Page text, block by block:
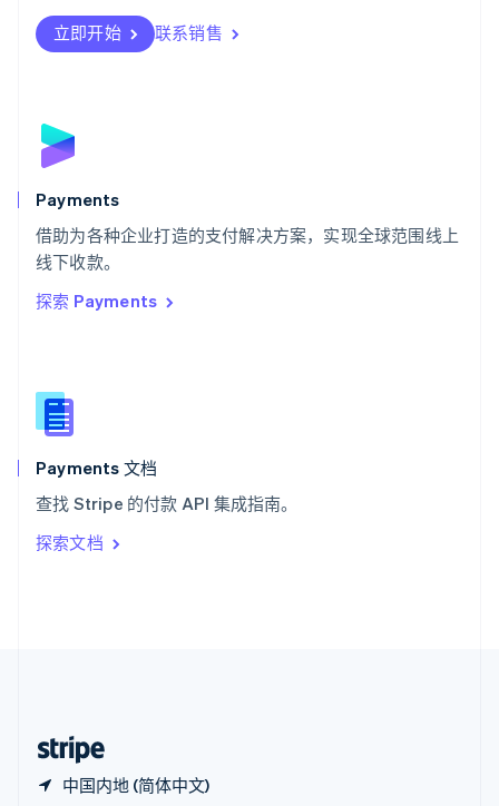
立即开始 联系销售
Payments
借助为各种企业打造的支付解决方案，实现全球范围线上
线下收款。
探索 Payments
Payments 文档
查找 Stripe 的付款 API 集成指南。
探索文档
中国内地 (简体中文)
瑞士
DeutschFrançais
English
斯洛文尼亚
泰国
ไทยEnglish
希腊
English
西班牙
新西兰
English
匈牙利
English
ItalianoEnglish
印度
English